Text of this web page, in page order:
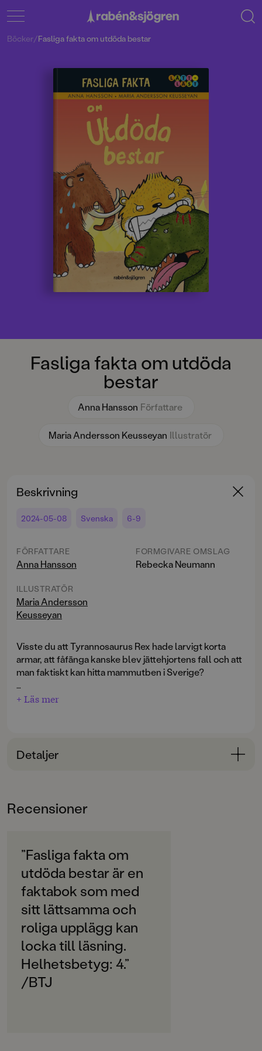
Fasliga fakta om utdöda
bestar
Anna Hansson Författare
Maria Andersson Keusseyan Illustratör
Böcker/Fasliga fakta om utdöda bestar
Beskrivning
2024-05-08 Svenska 6-9
FÖRFATTARE
Anna Hansson
ILLUSTRATÖR
Maria Andersson
Keusseyan
FORMGIVARE OMSLAG
Rebecka Neumann
Visste du att Tyrannosaurus Rex hade larvigt korta
armar, att fåfänga kanske blev jättehjortens fall och att
man faktiskt kan hitta mammutben i Sverige?
En alldeles lagom skruvad faktabok om utdöda djur.
jättesengångaren, den stiliga jättehjorten, den snälla
dronten och många fler.
Andersson. I serien finns också:
varelser,Fasliga fakta om äckliga kryp
+ Läs mer
Detaljer
6-9
Svenska
SPRÅK
Svenska
SERIE
Fasliga fakta
PUBLICERINGSDATUM
2024-05-08
LÄSORDNING
Recensioner
”Fasliga fakta om
utdöda bestar är en
faktabok som med
sitt lättsamma och
roliga upplägg kan
locka till läsning.
Helhetsbetyg: 4.”
/BTJ